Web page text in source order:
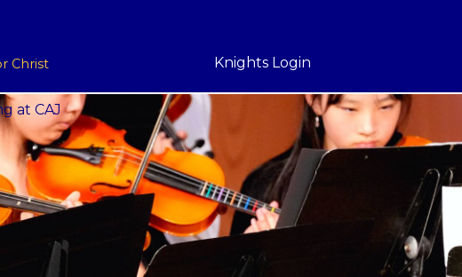
Christ Knights Login
at CAJ